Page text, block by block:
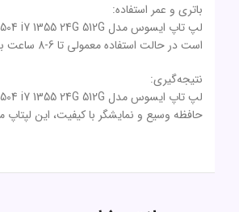
باتری و عمر استفاده:
است در حالت استفاده معمولی تا 6-8 ساعت برقراری نگهداری شود. البته، زمان عمر باتری ممکن است بسته به نوع استفاده و تنظیمات سیستم متغیر باشد.
نتیجه‌گیری:
حافظه وسیع و نمایشگر با کیفیت، این لپتاپ